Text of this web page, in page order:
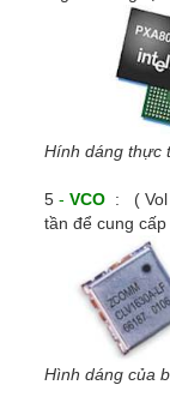
Hính dáng thực
5 - VCO : ( Vol
tần để cung
Hình dáng của